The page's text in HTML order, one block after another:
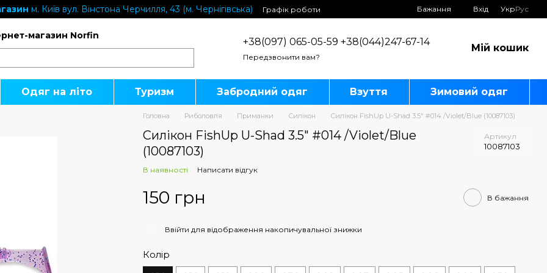
м. Київ вул. Вінстона Черчилля, 43 (м. Чернігівська)
Графік роботи
Бажання Вхід УкрРус
магазин Norfin
+38(097) 065-05-59 +38(044)247-67-14
Передзвонити вам?
Мій кошик
Одяг на літо Туризм Забродний одяг Взуття Зимовий одяг
Головна Риболовля Приманки Силікон Силікон FishUp U-Shad 3.5" #014 /Violet/Blue (10087103)
Силікон FishUp U-Shad 3.5" #014 /Violet/Blue
(10087103)
Артикул
10087103
В наявності Написати відгук
150 грн В бажання
Ввійти для відображення накопичувальної знижки
Колір